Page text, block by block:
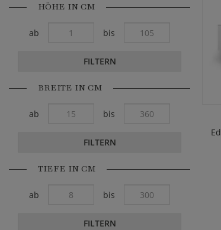
HÖHE IN CM
ab bis
FILTERN
BREITE IN CM
ab bis
FILTERN
TIEFE IN CM
ab bis
FILTERN